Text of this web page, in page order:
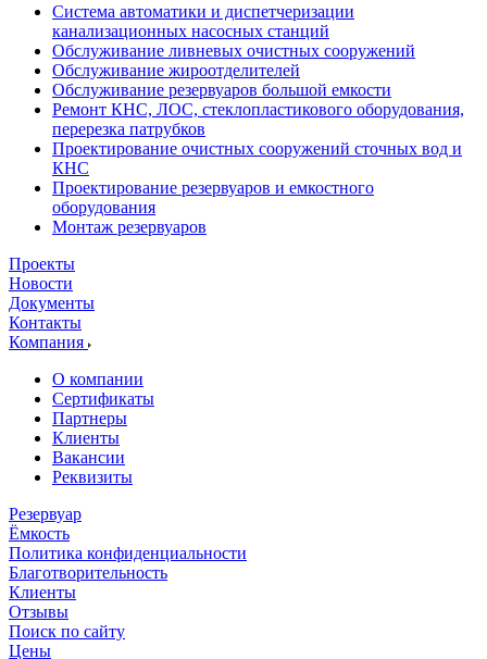
Система автоматики и диспетчеризации
канализационных насосных станций
Обслуживание ливневых очистных сооружений
Обслуживание жироотделителей
Обслуживание резервуаров большой емкости
Ремонт КНС, ЛОС, стеклопластикового оборудования,
перерезка патрубков
Проектирование очистных сооружений сточных вод и
КНС
Проектирование резервуаров и емкостного
оборудования
Монтаж резервуаров
Проекты
Новости
Документы
Контакты
Компания
О компании
Сертификаты
Партнеры
Клиенты
Вакансии
Реквизиты
Резервуар
Ёмкость
Политика конфиденциальности
Благотворительность
Клиенты
Отзывы
Поиск по сайту
Цены